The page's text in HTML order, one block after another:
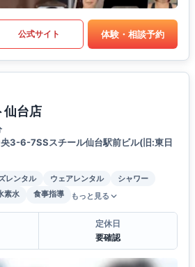
公式サイト 体験・相談予約
仙台店
3-6-7SSスチール仙台駅前ビル(旧:東日
レンタル ウェアレンタル
シャワー
素水 食事指導 もっと見る
定休日
要確認